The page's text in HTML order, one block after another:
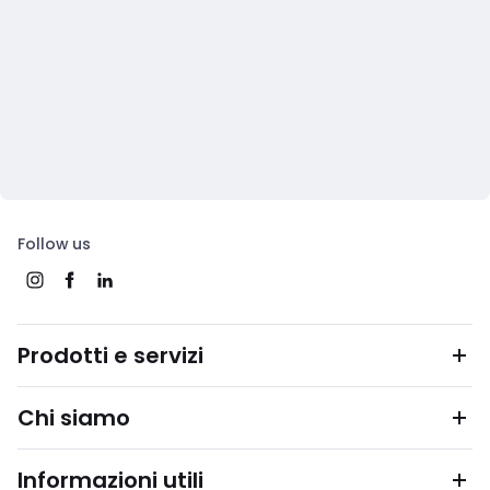
Follow us
Prodotti e servizi
Chi siamo
Informazioni utili